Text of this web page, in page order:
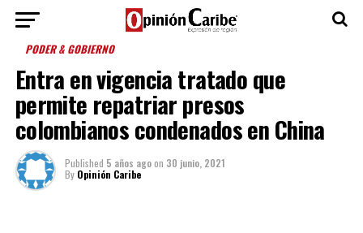
PODER & GOBIERNO
Entra en vigencia tratado que
permite repatriar presos
colombianos condenados en China
Published 5 años agoon 30 junio, 2021
By Opinión Caribe